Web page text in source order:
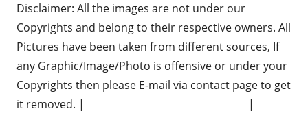
Disclaimer: All the images are not under our
Copyrights and belong to their respective owners. All
Pictures have been taken from different sources, If
any Graphic/Image/Photo is offensive or under your
Copyrights then please E-mail via contact page to get
it removed. |
|